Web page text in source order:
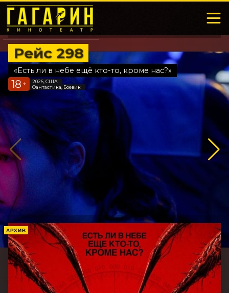
Рейс 298
«Есть ли в небе ещё кто-то, кроме нас?»
18 +
2026, США
Фантастика, Боевик
АРХИВ